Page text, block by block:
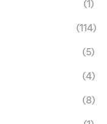
(1)
(114)
(5)
(4)
(8)